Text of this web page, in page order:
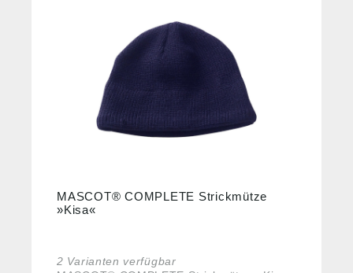
MASCOT® COMPLETE Strickmütze
»Kisa«
2 Varianten verfügbar